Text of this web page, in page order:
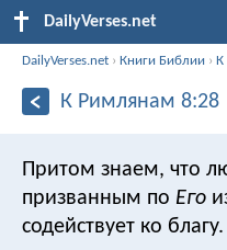
DailyVerses.net
DailyVerses.net ›Книги Библии ›К
К Римлянам 8:28
Притом знаем, что
призванным по Его
содействует ко благу.